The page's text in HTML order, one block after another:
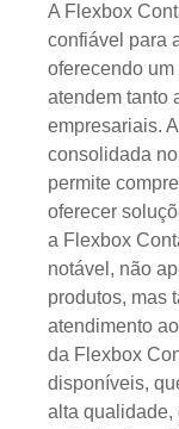
A Flexbox
confiável para
oferecendo
atendem tanto
empresariais.
consolidada
permite
oferecer
a Flexbox
notável, não
produtos, mas
atendimento
da Flexbox
disponíveis,
alta qualidade,